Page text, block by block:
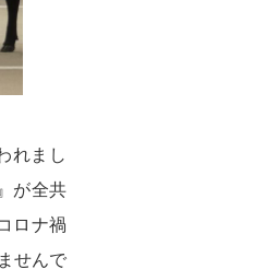
れまし
が全共
ロナ禍
せんで